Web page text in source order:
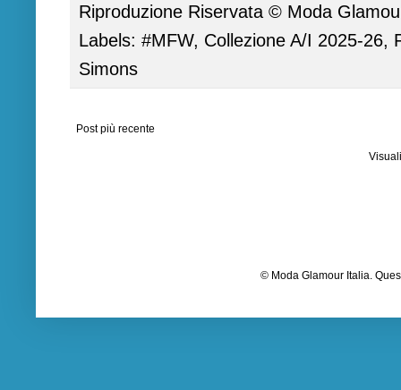
Riproduzione Riservata © Moda
Labels: #MFW, Collezione A/I 2025-26,
Simons
Post più recente
© Moda Glamour Italia.